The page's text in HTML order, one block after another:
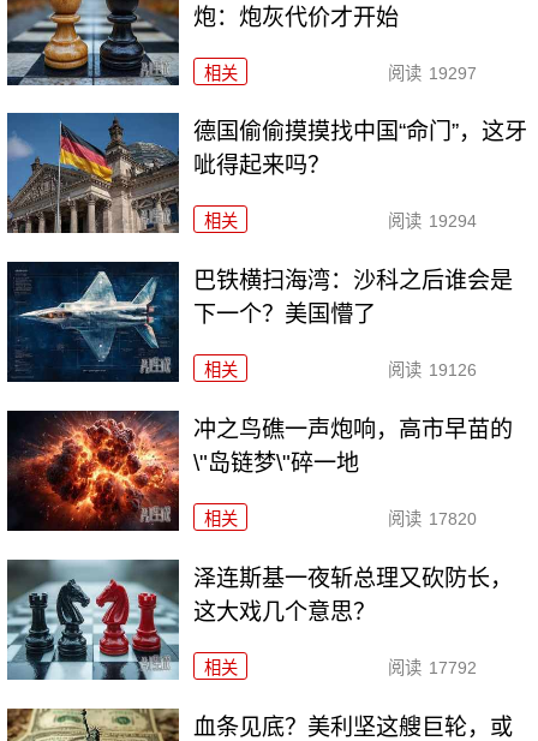
炮：炮灰代价才开始
相关 阅读 19297
德国偷偷摸摸找中国“命门”，这牙
呲得起来吗？
相关 阅读 19294
巴铁横扫海湾：沙科之后谁会是
下一个？美国懵了
相关 阅读 19126
冲之鸟礁一声炮响，高市早苗的
\"岛链梦\"碎一地
相关 阅读 17820
泽连斯基一夜斩总理又砍防长，
这大戏几个意思？
相关 阅读 17792
血条见底？美利坚这艘巨轮，或